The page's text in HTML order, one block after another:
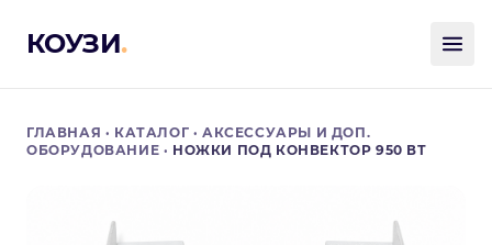
КОУЗИ.
ГЛАВНАЯ · КАТАЛОГ ·АКСЕССУАРЫ И ДОП.
ОБОРУДОВАНИЕ · НОЖКИ ПОД КОНВЕКТОР 950 ВТ